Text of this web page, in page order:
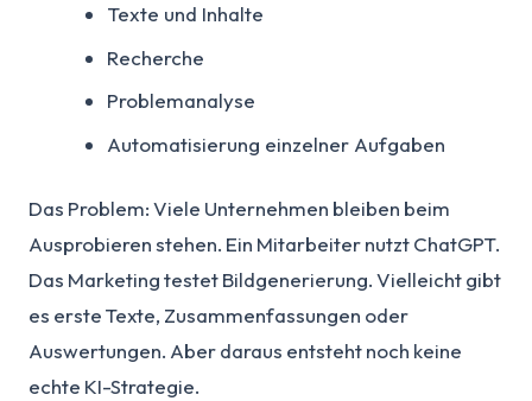
Texte und Inhalte
Recherche
Problemanalyse
Automatisierung einzelner Aufgaben
Das Problem: Viele Unternehmen bleiben beim
Ausprobieren stehen. Ein Mitarbeiter nutzt ChatGPT.
Das Marketing testet Bildgenerierung. Vielleicht gibt
es erste Texte, Zusammenfassungen oder
Auswertungen. Aber daraus entsteht noch keine
echte KI-Strategie.